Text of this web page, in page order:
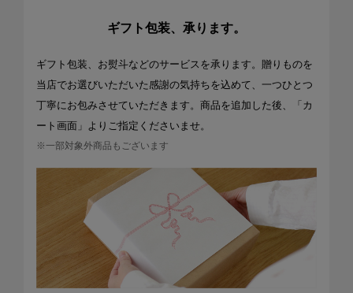
ギフト包装、承ります。
ギフト包装、お熨斗などのサービスを承ります。贈りものを
当店でお選びいただいた感謝の気持ちを込めて、一つひとつ
丁寧にお包みさせていただきます。商品を追加した後、「カ
ート画面」よりご指定くださいませ。
※一部対象外商品もございます